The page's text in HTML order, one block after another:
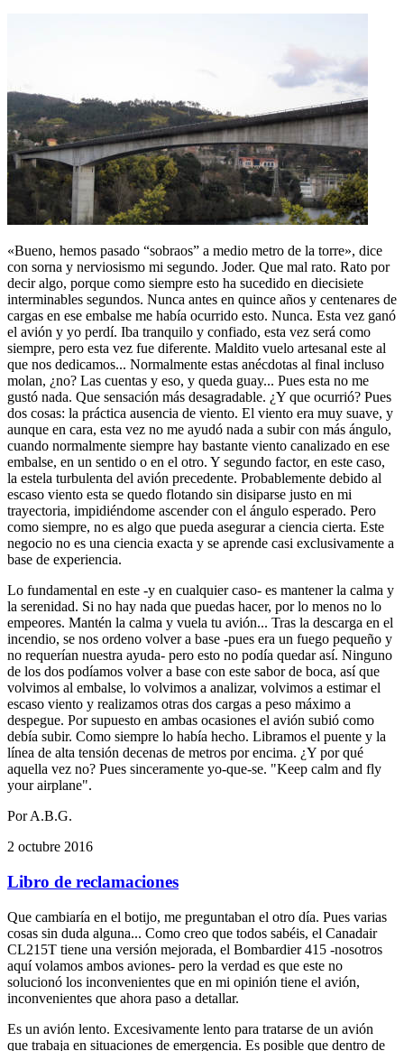
«Bueno, hemos pasado “sobraos” a medio metro de la torre», dice
con sorna y nerviosismo mi segundo. Joder. Que mal rato. Rato por
decir algo, porque como siempre esto ha sucedido en diecisiete
interminables segundos. Nunca antes en quince años y centenares de
cargas en ese embalse me había ocurrido esto. Nunca. Esta vez ganó
el avión y yo perdí. Iba tranquilo y confiado, esta vez será como
siempre, pero esta vez fue diferente. Maldito vuelo artesanal este al
que nos dedicamos... Normalmente estas anécdotas al final incluso
molan, ¿no? Las cuentas y eso, y queda guay... Pues esta no me
gustó nada. Que sensación más desagradable. ¿Y que ocurrió? Pues
dos cosas: la práctica ausencia de viento. El viento era muy suave, y
aunque en cara, esta vez no me ayudó nada a subir con más ángulo,
cuando normalmente siempre hay bastante viento canalizado en ese
embalse, en un sentido o en el otro. Y segundo factor, en este caso,
la estela turbulenta del avión precedente. Probablemente debido al
escaso viento esta se quedo flotando sin disiparse justo en mi
trayectoria, impidiéndome ascender con el ángulo esperado. Pero
como siempre, no es algo que pueda asegurar a ciencia cierta. Este
negocio no es una ciencia exacta y se aprende casi exclusivamente a
base de experiencia.
Lo fundamental en este -y en cualquier caso- es mantener la calma y
la serenidad. Si no hay nada que puedas hacer, por lo menos no lo
empeores. Mantén la calma y vuela tu avión... Tras la descarga en el
incendio, se nos ordeno volver a base -pues era un fuego pequeño y
no requerían nuestra ayuda- pero esto no podía quedar así. Ninguno
de los dos podíamos volver a base con este sabor de boca, así que
volvimos al embalse, lo volvimos a analizar, volvimos a estimar el
escaso viento y realizamos otras dos cargas a peso máximo a
despegue. Por supuesto en ambas ocasiones el avión subió como
debía subir. Como siempre lo había hecho. Libramos el puente y la
línea de alta tensión decenas de metros por encima. ¿Y por qué
aquella vez no? Pues sinceramente yo-que-se. "Keep calm and fly
your airplane".
Por A.B.G.
2 octubre 2016
Libro de reclamaciones
Que cambiaría en el botijo, me preguntaban el otro día. Pues varias
cosas sin duda alguna... Como creo que todos sabéis, el Canadair
CL215T tiene una versión mejorada, el Bombardier 415 -nosotros
aquí volamos ambos aviones- pero la verdad es que este no
solucionó los inconvenientes que en mi opinión tiene el avión,
inconvenientes que ahora paso a detallar.
Es un avión lento. Excesivamente lento para tratarse de un avión
que trabaja en situaciones de emergencia. Es posible que dentro de